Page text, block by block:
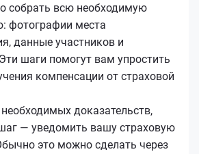
собрать всю необходимую
фотографии места
данные участников и
шаги помогут вам упростить
компенсации от страховой
доказательств,
— уведомить вашу страховую
это можно сделать через